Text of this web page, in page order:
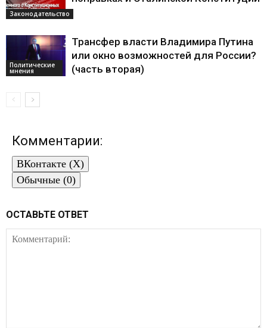
Законодательство
Политические
мнения
Трансфер власти Владимира Путина
или окно возможностей для России?
(часть вторая)
Комментарии:
ВКонтакте (X)
Обычные (0)
ОСТАВЬТЕ ОТВЕТ